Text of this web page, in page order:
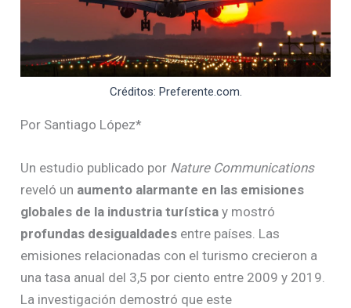
Créditos: Preferente.com.
Por Santiago López*
Un estudio publicado por Nature Communications
reveló un aumento alarmante en las emisiones
globales de la industria turística y mostró
profundas desigualdades entre países. Las
emisiones relacionadas con el turismo crecieron a
una tasa anual del 3,5 por ciento entre 2009 y 2019.
La investigación demostró que este